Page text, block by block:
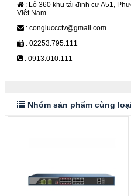
: Lô 360 khu tái định cư A51,
Việt Nam
: congluccctv@gmail.com
: 02253.795.111
: 0913.010.111
Nhóm sản phẩm cùng loại